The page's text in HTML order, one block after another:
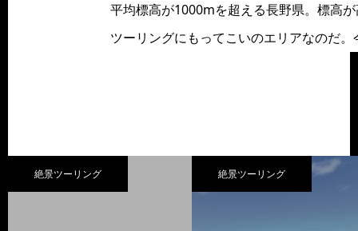
平均標高が1000mを超える長野県。標高
ツーリングにもってこいのエリアなのだ
絶景ツーリング 絶景ツーリング